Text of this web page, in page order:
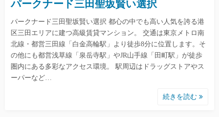
パークナード三田聖坂賢い選択
パークナード三田聖坂賢い選択 都心の中でも高い人気を誇る港
区三田エリアに建つ高級賃貸マンション。 交通は東京メトロ南
北線・都営三田線「白金高輪駅」より徒歩8分に位置します。そ
の他にも都営浅草線「泉岳寺駅」やJR山手線「田町駅」が徒歩
圏内にある多彩なアクセス環境。 駅周辺はドラッグストアやス
ーパーなど…
続きを読む